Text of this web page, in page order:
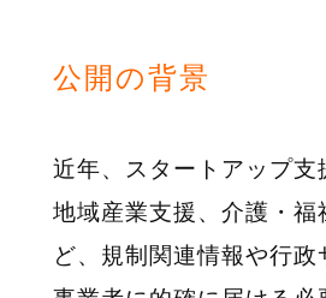
公開の背景
近年、スタートアップ支
地域産業支援、介護・福
ど、規制関連情報や行政